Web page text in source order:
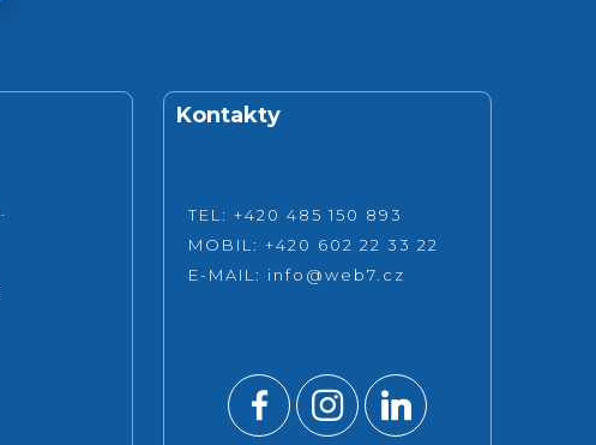
Kontakty
TEL: +420 485 150 893
MOBIL: +420 602 22 33 22
E-MAIL: info@web7.cz